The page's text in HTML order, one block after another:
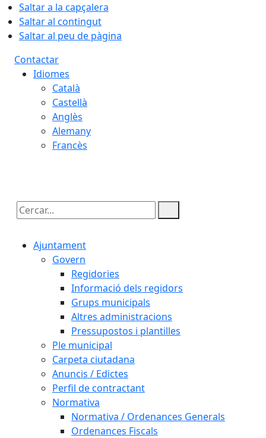
Saltar a la capçalera
Saltar al contingut
Saltar al peu de pàgina
Contactar
Idiomes
Català
Castellà
Anglès
Alemany
Francès
Cercar:
Ajuntament
Govern
Regidories
Informació dels regidors
Grups municipals
Altres administracions
Pressupostos i plantilles
Ple municipal
Carpeta ciutadana
Anuncis / Edictes
Perfil de contractant
Normativa
Normativa / Ordenances Generals
Ordenances Fiscals